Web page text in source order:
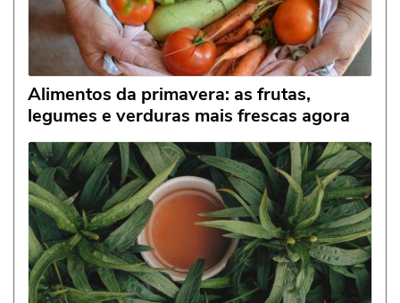
Alimentos da primavera: as frutas,
legumes e verduras mais frescas agora